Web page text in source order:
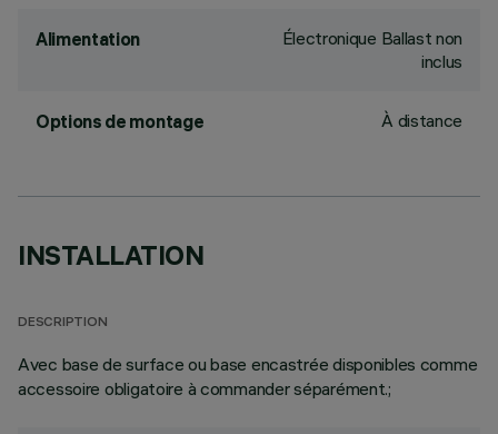
Alimentation
Électronique Ballast non
inclus
Options de montage À distance
INSTALLATION
DESCRIPTION
Avec base de surface ou base encastrée disponibles comme
accessoire obligatoire à commander séparément.;